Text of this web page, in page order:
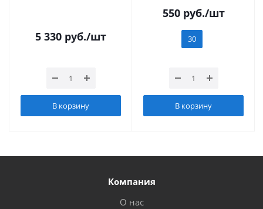
5 330 руб./шт
В корзину
550руб./шт
30
В корзину
Компания
О нас